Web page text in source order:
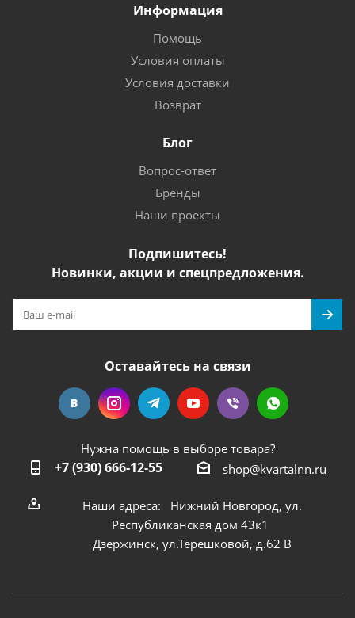
Информация
Помощь
Условия оплаты
Условия доставки
Возврат
Блог
Вопрос-ответ
Бренды
Наши проекты
Подпишитесь!
Новинки, акции и спецпредложения.
Оставайтесь на связи
Нужна помощь в выборе товара?
+7 (930) 666-12-55 shop@kvartalnn.ru
Наши адреса: Нижний Новгород, ул.
Республиканская дом 43к1
Дзержинск, ул.Терешковой, д.62 В